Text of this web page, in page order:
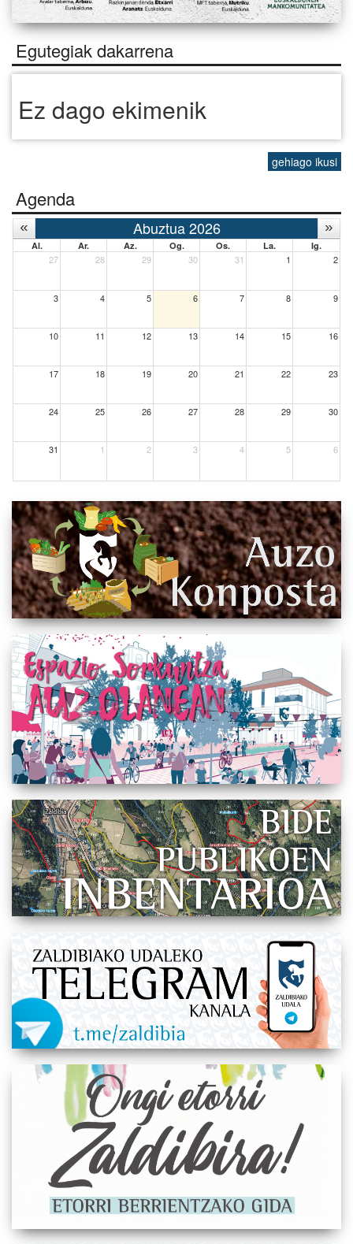
Egutegiak dakarrena
Ez dago ekimenik
gehiago ikusi
Agenda
Abuztua 2026
Al. Ar. Az. Og. Os. La. Ig.
27 28 29 30 31 1 2
3 4 5 6 7 8 9
10 11 12 13 14 15 16
17 18 19 20 21 22 23
24 25 26 27 28 29 30
31 1 2 3 4 5 6